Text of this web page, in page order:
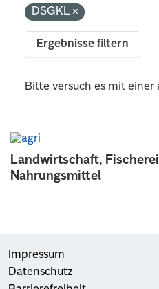
Landwirtschaft,
Nahrungsmittel
DSGKL
Ergebnisse filtern
Bitte versuch es mit einer
Impressum
Datenschutz